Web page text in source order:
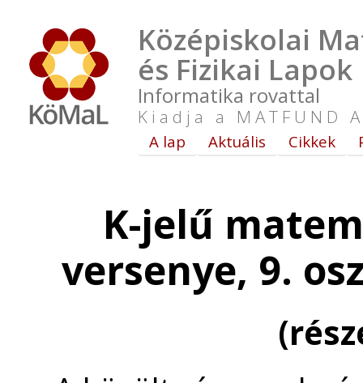
Középiskolai
és Fizikai Lapok
Informatika rovattal
Kiadja a MATFUND
A lap Aktuális Cikkek
K-jelű
versenye, 9.